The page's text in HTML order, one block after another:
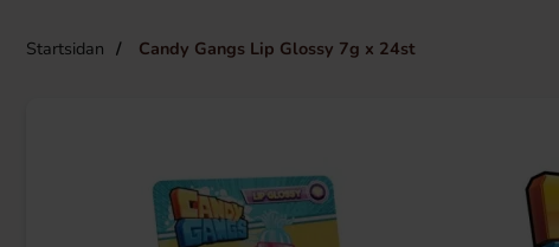
Startsidan Candy Gangs Lip Glossy 7g x 24st